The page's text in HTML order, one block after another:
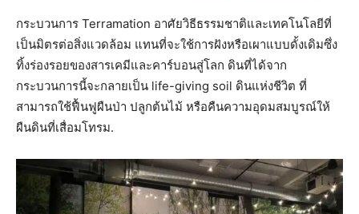
กระบวนการ Terramation อาศัยวิธีธรรมชาติและเทคโนโลยีที่
เป็นมิตรต่อสิ่งแวดล้อม แทนที่จะใช้การฝังหรือเผาแบบดั้งเดิมซึ่ง
ทิ้งร่องรอยของสารเคมีและคาร์บอนสู่โลก ดินที่ได้จาก
กระบวนการนี้จะกลายเป็น life-giving soil ดินแห่งชีวิต ที่
สามารถใช้ฟื้นฟูผืนป่า ปลูกต้นไม้ หรือคืนความอุดมสมบูรณ์ให้
ผืนดินที่เสื่อมโทรม.